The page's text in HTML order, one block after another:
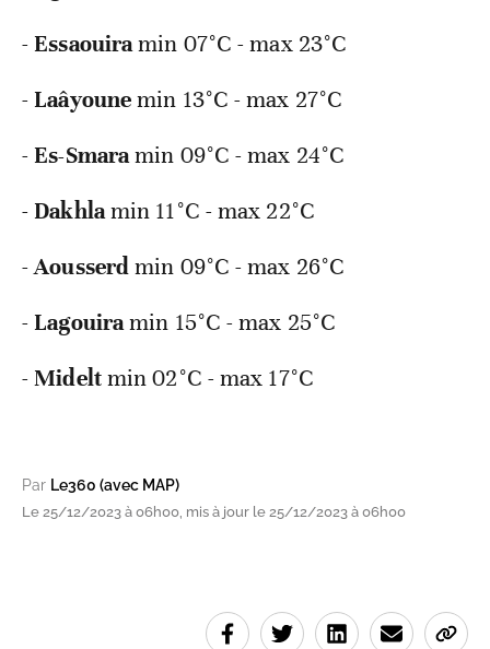
-Essaouiramin 07°C - max 23°C
-Laâyounemin 13°C - max 27°C
-Es-Smaramin 09°C - max 24°C
-Dakhlamin 11°C - max 22°C
-Aousserdmin 09°C - max 26°C
-Lagouiramin 15°C - max 25°C
-Mideltmin 02°C - max 17°C
Par Le360 (avec MAP)
Le 25/12/2023 à 06h00, mis à jour le 25/12/2023 à 06h00